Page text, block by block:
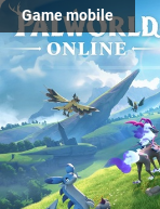
Game mobile